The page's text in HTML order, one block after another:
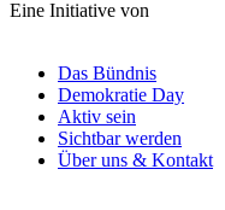
Eine Initiative von
Das Bündnis
Demokratie Day
Aktiv sein
Sichtbar werden
Über uns & Kontakt